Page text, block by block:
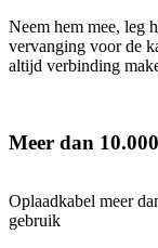
Neem hem mee, leg
vervanging voor de
altijd verbinding
Meer dan
Oplaadkabel meer
gebruik